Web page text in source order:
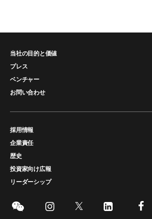
当社の目的と価値
プレス
ベンチャー
お問い合わせ
採用情報
企業責任
歴史
投資家向け広報
リーダーシップ